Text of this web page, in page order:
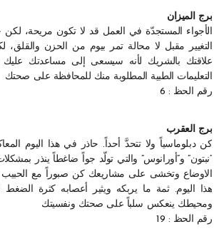
برج الميزان
الأجواء المستجدّة في العمل قد لا تكون مريحة، لكن
التغيير مقبل لا محالة تمر بيوم من الحزن والقلق،
علاقتك بالشريك لأنه سيسعى إلى مساعدتك عليك
التعليمات الطبية المطلوبة منك للمحافظة على صحتك
رقم الحظ : 6
برج العقرب
كن دبلوماسياً ولا تتحدَّ أحداً. حاذر في هذا اليوم
“نبتون” و”أورانوس” والتي تولّد جواً ضاغطاً ينذر
الاوضاع وتخشى على مشاريعك كن صبوراً مع
هذا اليوم. ثمة ما يربكه ويثير أعصابه كثرة
ومحيطك ينعكس سلباً على صحتك ونفسيتك
رقم الحظ : 19